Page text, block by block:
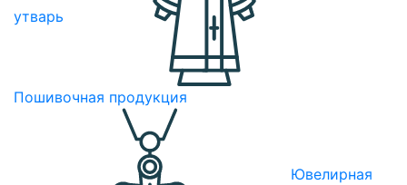
утварь
Пошивочная продукция
Ювелирная